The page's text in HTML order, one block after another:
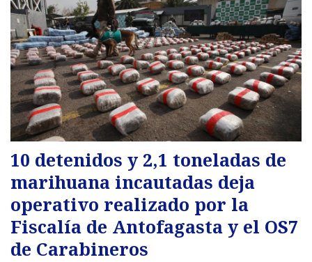
10 detenidos y 2,1 toneladas de
marihuana incautadas deja
operativo realizado por la
Fiscalía de Antofagasta y el OS7
de Carabineros